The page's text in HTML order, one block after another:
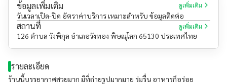
ข้อมูลเพิ่มเติม ดูเพิ่มเติม
วันเวลาเปิด-ปิด อัตราค่าบริการ เหมาะสำหรับ ข้อมูลติดต่อ
สถานที่ ดูเพิ่มเติม
126 ตำบล วังพิกุล อำเภอวังทอง พิษณุโลก 65130 ประเทศไทย
รายละเอียด
ร้านนี้บรรยากาศสวยมาก มีที่ถ่ายรูปมากมาย ร่มรื่น อาหารก็อร่อย